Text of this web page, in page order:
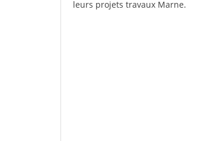
leurs projets travaux Marne.